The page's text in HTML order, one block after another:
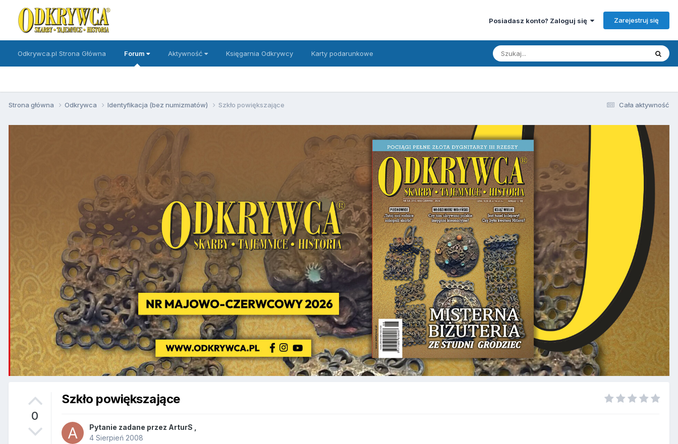
Posiadasz konto? Zaloguj się Zarejestruj się
Odkrywca.pl Strona Główna Forum Aktywność Księgarnia Odkrywcy Karty podarunkowe
Cała aktywność
Strona główna Odkrywca Identyfikacja (bez numizmatów) Szkło powiększające
0
Szkło powiększające
Pytanie zadane przez ArturS
4 Sierpień 2008